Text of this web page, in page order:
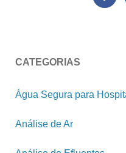
CATEGORIAS
Água Segura para
Análise de Ar